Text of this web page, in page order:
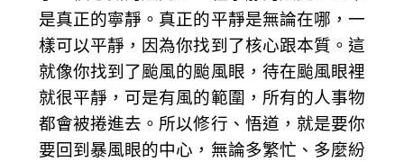
是真正的寧靜。真正的平靜是無論在哪，一
樣可以平靜，因為你找到了核心跟本質。這
就像你找到了颱風的颱風眼，待在颱風眼裡
就很平靜，可是有風的範圍，所有的人事物
都會被捲進去。所以修行、悟道，就是要你
要回到暴風眼的中心，無論多繁忙、多麼紛